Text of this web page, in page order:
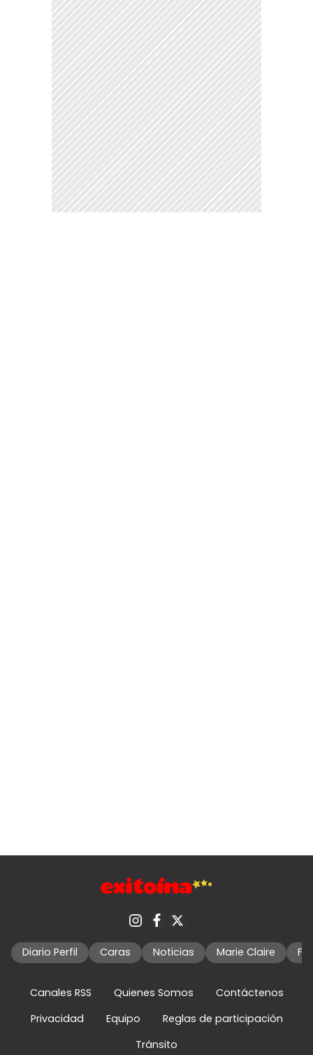
Diario Perfil Caras Noticias Marie Claire
Canales RSS Quienes Somos
Contáctenos
Privacidad
Equipo
Reglas de participación
Tránsito